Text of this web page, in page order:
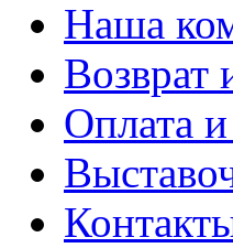
Наша
Возврат
Оплата и